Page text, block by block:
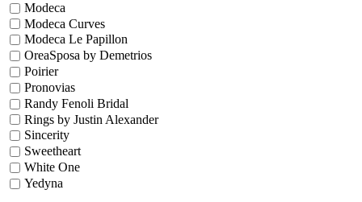
Modeca
Modeca Curves
Modeca Le Papillon
OreaSposa by Demetrios
Poirier
Pronovias
Randy Fenoli Bridal
Rings by Justin Alexander
Sincerity
Sweetheart
White One
Yedyna